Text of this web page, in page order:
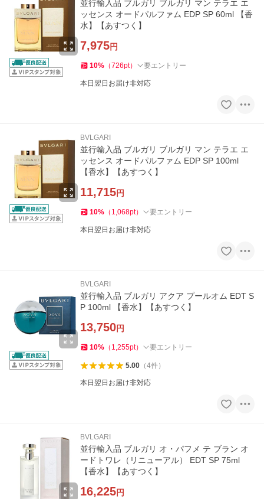
並行輸入品 ブルガリ ブルガリ マン テラエ エ
ッセンス オードパルファム EDP SP 60ml 【香
水】【あすつく】
7,975円
10% （726pt） 要エントリー
本日翌日お届け非対応
BVLGARI
並行輸入品 ブルガリ ブルガリ マン テラエ エ
ッセンス オードパルファム EDP SP 100ml
【香水】【あすつく】
11,715円
10% （ 1,068pt） 要エントリー
本日翌日お届け非対応
BVLGARI
並行輸入品 ブルガリ アクア プールオム EDT S
P 100ml 【香水】【あすつく】
13,750円
10% （ 1,255pt） 要エントリー
5.00（4件）
本日翌日お届け非対応
BVLGARI
並行輸入品 ブルガリ オ・パフメ テ ブラン オ
ードトワレ（リニューアル） EDT SP 75ml
【香水】【あすつく】
16,225円